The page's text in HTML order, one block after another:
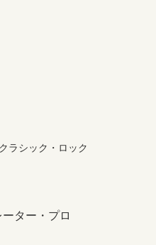
ラシック・ロック
ター・プロ